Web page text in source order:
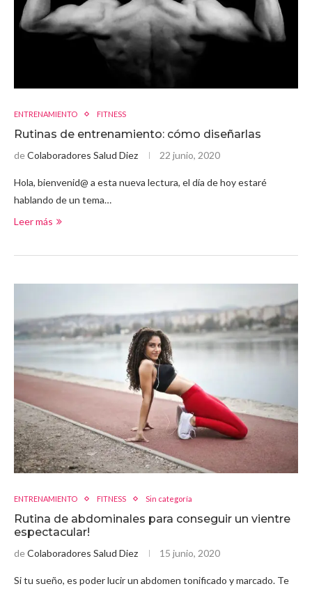
ENTRENAMIENTO FITNESS
Rutinas de entrenamiento: cómo diseñarlas
deColaboradores Salud Diez 22 junio, 2020
Hola, bienvenid@ a esta nueva lectura, el día de hoy estaré
hablando de un tema…
Leer más
ENTRENAMIENTO FITNESS Sin categoría
Rutina de abdominales para conseguir un vientre
espectacular!
deColaboradores Salud Diez 15 junio, 2020
Si tu sueño, es poder lucir un abdomen tonificado y marcado. Te